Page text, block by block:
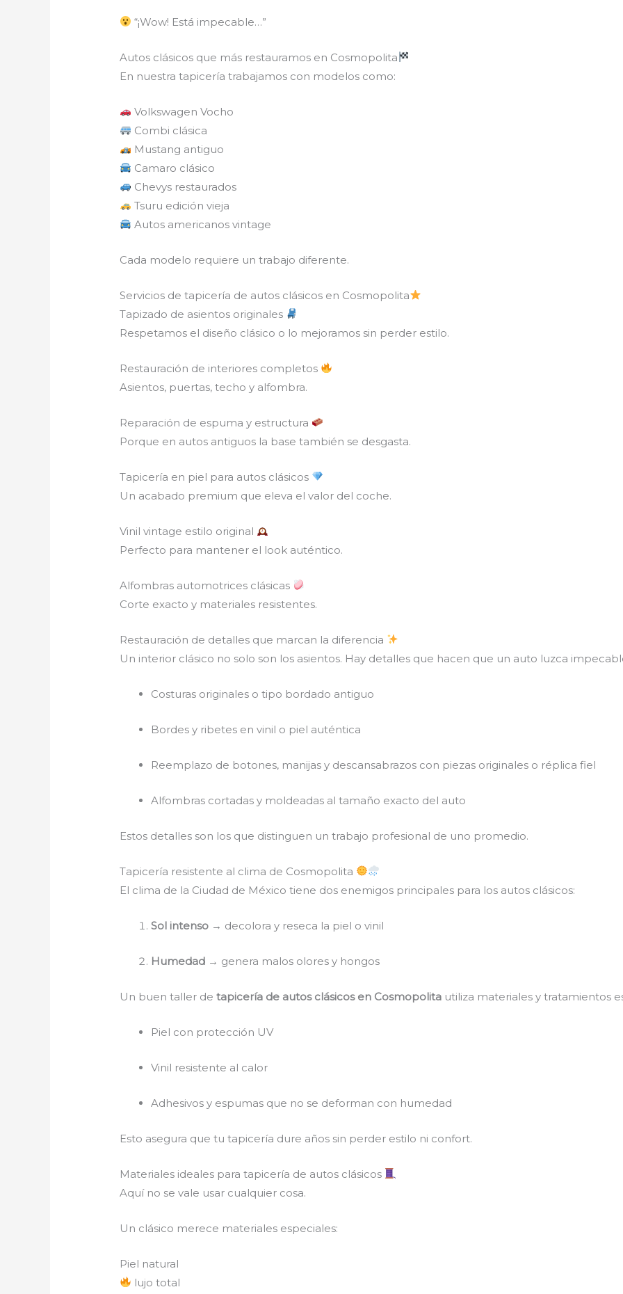
“¡Wow! Está impecable…”
Autos clásicos que más restauramos en Cosmopolita
En nuestra tapicería trabajamos con modelos como:
Volkswagen Vocho
Combi clásica
Mustang antiguo
Camaro clásico
Chevys restaurados
Tsuru edición vieja
Autos americanos vintage
Cada modelo requiere un trabajo diferente.
Servicios de tapicería de autos clásicos en Cosmopolita
Tapizado de asientos originales
Respetamos el diseño clásico o lo mejoramos sin perder estilo.
Restauración de interiores completos
Asientos, puertas, techo y alfombra.
Reparación de espuma y estructura
Porque en autos antiguos la base también se desgasta.
Tapicería en piel para autos clásicos
Un acabado premium que eleva el valor del coche.
Vinil vintage estilo original
Perfecto para mantener el look auténtico.
Alfombras automotrices clásicas
Corte exacto y materiales resistentes.
Restauración de detalles que marcan la diferencia
Un interior clásico no solo son los asientos. Hay detalles que hacen que un auto luzca
Costuras originales o tipo bordado antiguo
Bordes y ribetes en vinil o piel auténtica
Reemplazo de botones, manijas y descansabrazos con piezas originales o réplica fiel
Alfombras cortadas y moldeadas al tamaño exacto del auto
Estos detalles son los que distinguen un trabajo profesional de uno promedio.
Tapicería resistente al clima de Cosmopolita
El clima de la Ciudad de México tiene dos enemigos principales para los autos clásicos:
Sol intenso → decolora y reseca la piel o vinil
Humedad → genera malos olores y hongos
Un buen taller detapicería de autos clásicos en Cosmopolita utiliza materiales y tratamientos
Piel con protección UV
Vinil resistente al calor
Adhesivos y espumas que no se deforman con humedad
Esto asegura que tu tapicería dure años sin perder estilo ni confort.
Materiales ideales para tapicería de autos clásicos
Aquí no se vale usar cualquier cosa.
Un clásico merece materiales especiales:
Piel natural
lujo total